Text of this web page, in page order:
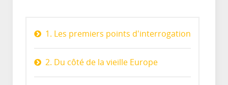
1. Les premiers points d'interrogation
2. Du côté de la vieille Europe